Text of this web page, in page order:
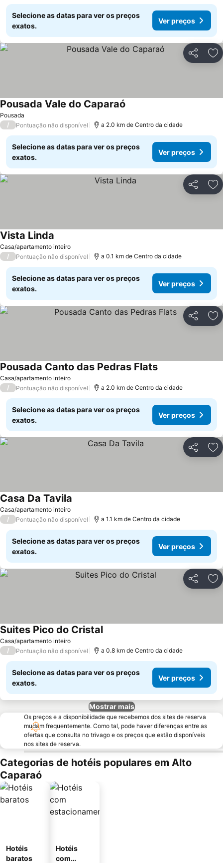
Selecione as datas para ver os preços
exatos.
Ver preços
Partilhar
Pousada
Pousada Vale do Caparaó
/ Pontuação não disponível a 2.0 km de Centro da cidade
Selecione as datas para ver os preços
exatos.
Ver preços
Partilhar
Casa/apartamento inteiro
Vista Linda
/ Pontuação não disponível a 0.1 km de Centro da cidade
Selecione as datas para ver os preços
exatos.
Ver preços
Partilhar
Casa/apartamento inteiro
Pousada Canto das Pedras Flats
/ Pontuação não disponível a 2.0 km de Centro da cidade
Selecione as datas para ver os preços
exatos.
Ver preços
Partilhar
Casa/apartamento inteiro
Casa Da Tavila
/ Pontuação não disponível a 1.1 km de Centro da cidade
Selecione as datas para ver os preços
exatos.
Ver preços
Partilhar
Casa/apartamento inteiro
Suites Pico do Cristal
/ Pontuação não disponível a 0.8 km de Centro da cidade
Selecione as datas para ver os preços
exatos.
Ver preços
Mostrar mais
Os preços e a disponibilidade que recebemos dos sites de reserva
mudam frequentemente. Como tal, pode haver diferenças entre as
ofertas que consulta no trivago e os preços que estão disponíveis
nos sites de reserva.
Categorias de hotéis populares em Alto
Caparaó
Hotéis
baratos
Hotéis
com